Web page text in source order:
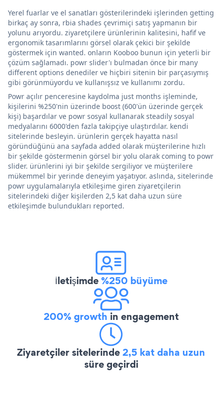
Yerel fuarlar ve el sanatları gösterilerindeki işlerinden getting
birkaç ay sonra, rbia shades çevrimiçi satış yapmanın bir
yolunu arıyordu. ziyaretçilere ürünlerinin kalitesini, hafif ve
ergonomik tasarımlarını görsel olarak çekici bir şekilde
göstermek için wanted. onların Kooboo bunun için yeterli bir
çözüm sağlamadı. powr slider'ı bulmadan önce bir many
different options denediler ve hiçbiri sitenin bir parçasıymış
gibi görünmüyordu ve kullanışsız ve kullanımı zordu.
Powr açılır penceresine kaydolma just months işleminde,
kişilerini %250'nin üzerinde boost (600'ün üzerinde gerçek
kişi) başardılar ve powr sosyal kullanarak steadily sosyal
medyalarını 6000'den fazla takipçiye ulaştırdılar. kendi
sitelerinde besleyin. ürünlerin gerçek hayatta nasıl
göründüğünü ana sayfada added olarak müşterilerine hızlı
bir şekilde göstermenin görsel bir yolu olarak coming to powr
slider. ürünlerini iyi bir şekilde sergiliyor ve müşterilere
mükemmel bir yerinde deneyim yaşatıyor. aslında, sitelerinde
powr uygulamalarıyla etkileşime giren ziyaretçilerin
sitelerindeki diğer kişilerden 2,5 kat daha uzun süre
etkileşimde bulundukları reported.
İletişimde%250 büyüme
200% growth in engagement
Ziyaretçiler sitelerinde2,5 kat daha uzun
süre geçirdi